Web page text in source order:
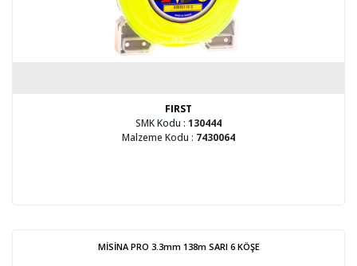
FIRST
SMK Kodu : 130444
Malzeme Kodu : 7430064
MİSİNA PRO 3.3mm 138m SARI 6 KÖŞE